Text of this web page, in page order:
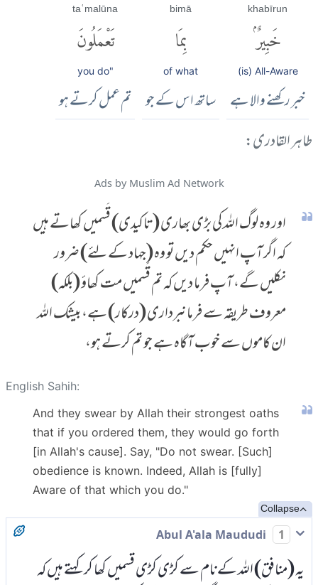
khabīrun
خَبِيرٌۢ
(is) All-Aware
خبر رکھنے والا ہے
bimā
بِمَا
of what
ساتھ اس کے جو
taʿmalūna
تَعْمَلُونَ
you do"
تم عمل کرتے ہو
طاہر القادری:
Ads by Muslim Ad Network
اور وہ لوگ اللہ کی بڑی بھاری (تاکیدی) قَسمیں کھاتے ہیں
کہ اگر آپ انہیں حکم دیں تو وہ (جہاد کے لئے) ضرور
نکلیں گے، آپ فرما دیں کہ تم قَسمیں مت کھاؤ (بلکہ)
معروف طریقہ سے فرمانبرداری (درکار) ہے، بیشک اللہ
ان کاموں سے خوب آگاہ ہے جو تم کرتے ہو،
English Sahih:
And they swear by Allah their strongest oaths
that if you ordered them, they would go forth
[in Allah's cause]. Say, "Do not swear. [Such]
obedience is known. Indeed, Allah is [fully]
Aware of that which you do."
Collapse
1
یہ (منافق) اللہ کے نام سے کڑی کڑی قسمیں کھا کر کہتے ہیں کہ